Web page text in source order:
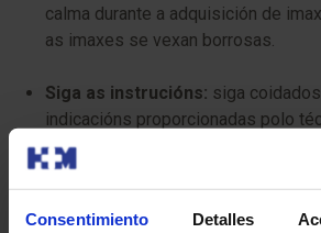
Consentimiento Detalles
calma durante a adquisición de
as imaxes se vexan borrosas.
Siga as instrucións: siga
indicacións proporcionadas polo
Ten algún risco?